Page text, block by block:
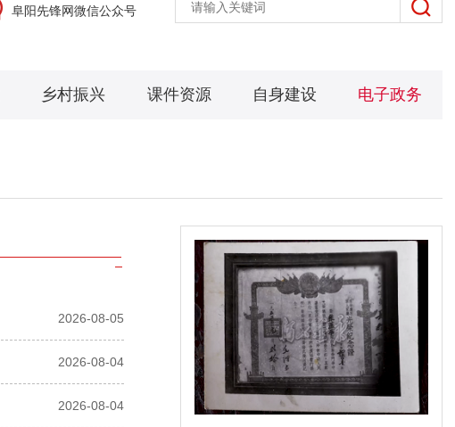
阜阳先锋网微信公众号
乡村振兴 课件资源 自身建设 电子政务
2026-08-05
2026-08-04
2026-08-04